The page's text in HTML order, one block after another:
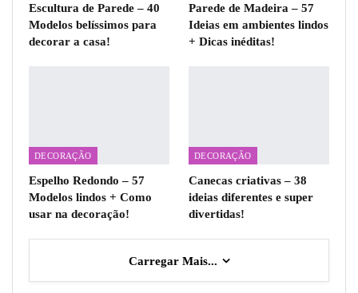
Escultura de Parede – 40
Modelos belíssimos para
decorar a casa!
Parede de Madeira – 57
Ideias em ambientes lindos
+ Dicas inéditas!
DECORAÇÃO
Espelho Redondo – 57
Modelos lindos + Como
usar na decoração!
DECORAÇÃO
Canecas criativas – 38
ideias diferentes e super
divertidas!
Carregar Mais...